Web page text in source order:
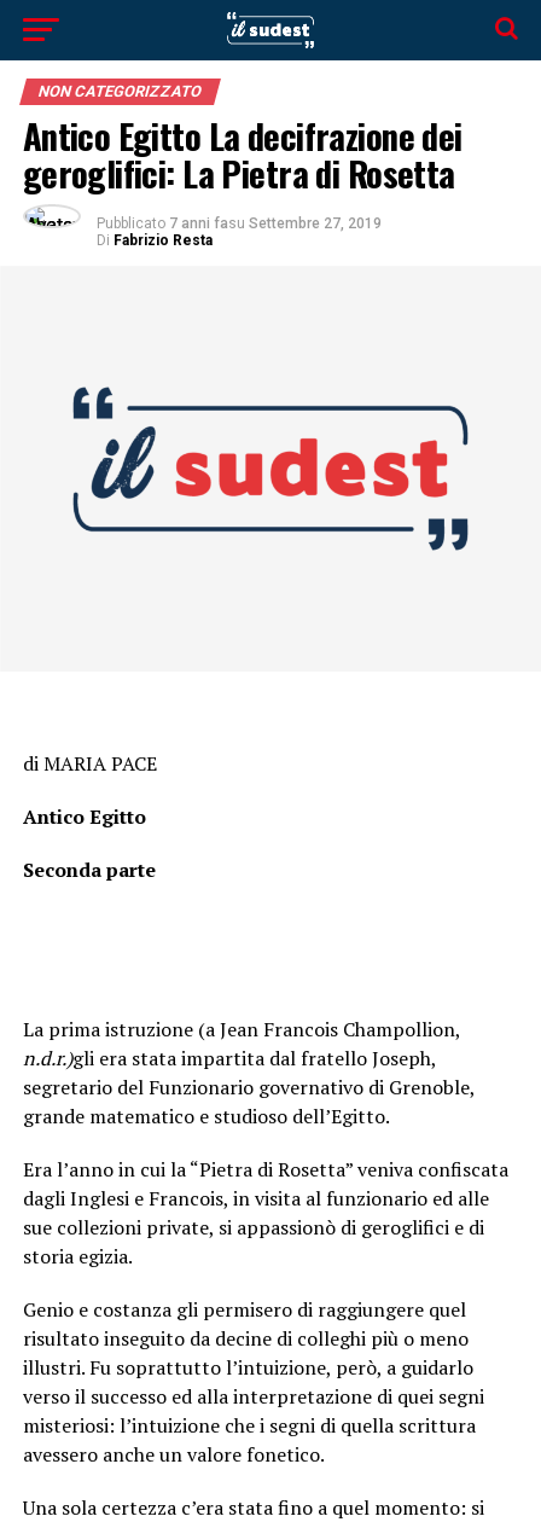
NON CATEGORIZZATO
Antico Egitto La decifrazione dei
geroglifici: La Pietra di Rosetta
Pubblicato 7 anni fasu Settembre 27, 2019
Di Fabrizio Resta
di MARIA PACE
Antico Egitto
Seconda parte
La prima istruzione (a Jean Francois Champollion,
n.d.r.)gli era stata impartita dal fratello Joseph,
segretario del Funzionario governativo di Grenoble,
grande matematico e studioso dell’Egitto.
Era l’anno in cui la “Pietra di Rosetta” veniva confiscata
dagli Inglesi e Francois, in visita al funzionario ed alle
sue collezioni private, si appassionò di geroglifici e di
storia egizia.
Genio e costanza gli permisero di raggiungere quel
risultato inseguito da decine di colleghi più o meno
illustri. Fu soprattutto l’intuizione, però, a guidarlo
verso il successo ed alla interpretazione di quei segni
misteriosi: l’intuizione che i segni di quella scrittura
avessero anche un valore fonetico.
Una sola certezza c’era stata fino a quel momento: si